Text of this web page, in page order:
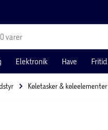
varer
Elektronik Have Fritid
Køletasker & køleelementer